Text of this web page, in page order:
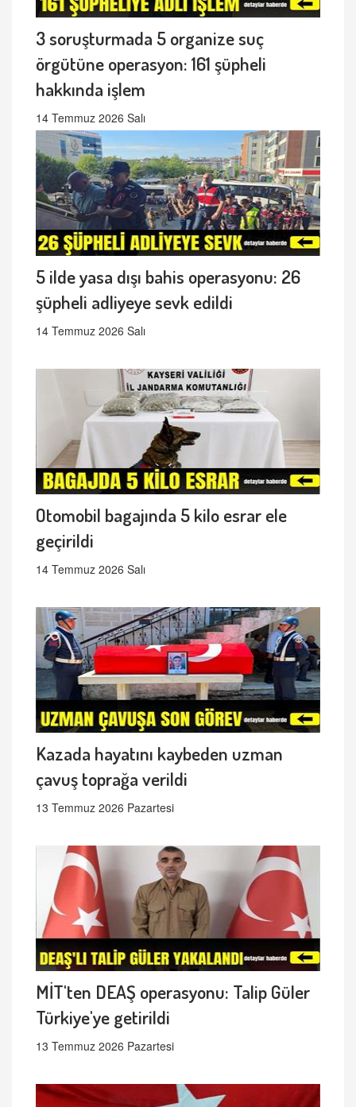
3 soruşturmada 5 organize suç
örgütüne operasyon: 161 şüpheli
hakkında işlem
14 Temmuz 2026 Salı
5 ilde yasa dışı bahis operasyonu: 26
şüpheli adliyeye sevk edildi
14 Temmuz 2026 Salı
Otomobil bagajında 5 kilo esrar ele
geçirildi
14 Temmuz 2026 Salı
Kazada hayatını kaybeden uzman
çavuş toprağa verildi
13 Temmuz 2026 Pazartesi
MİT'ten DEAŞ operasyonu: Talip Güler
Türkiye'ye getirildi
13 Temmuz 2026 Pazartesi